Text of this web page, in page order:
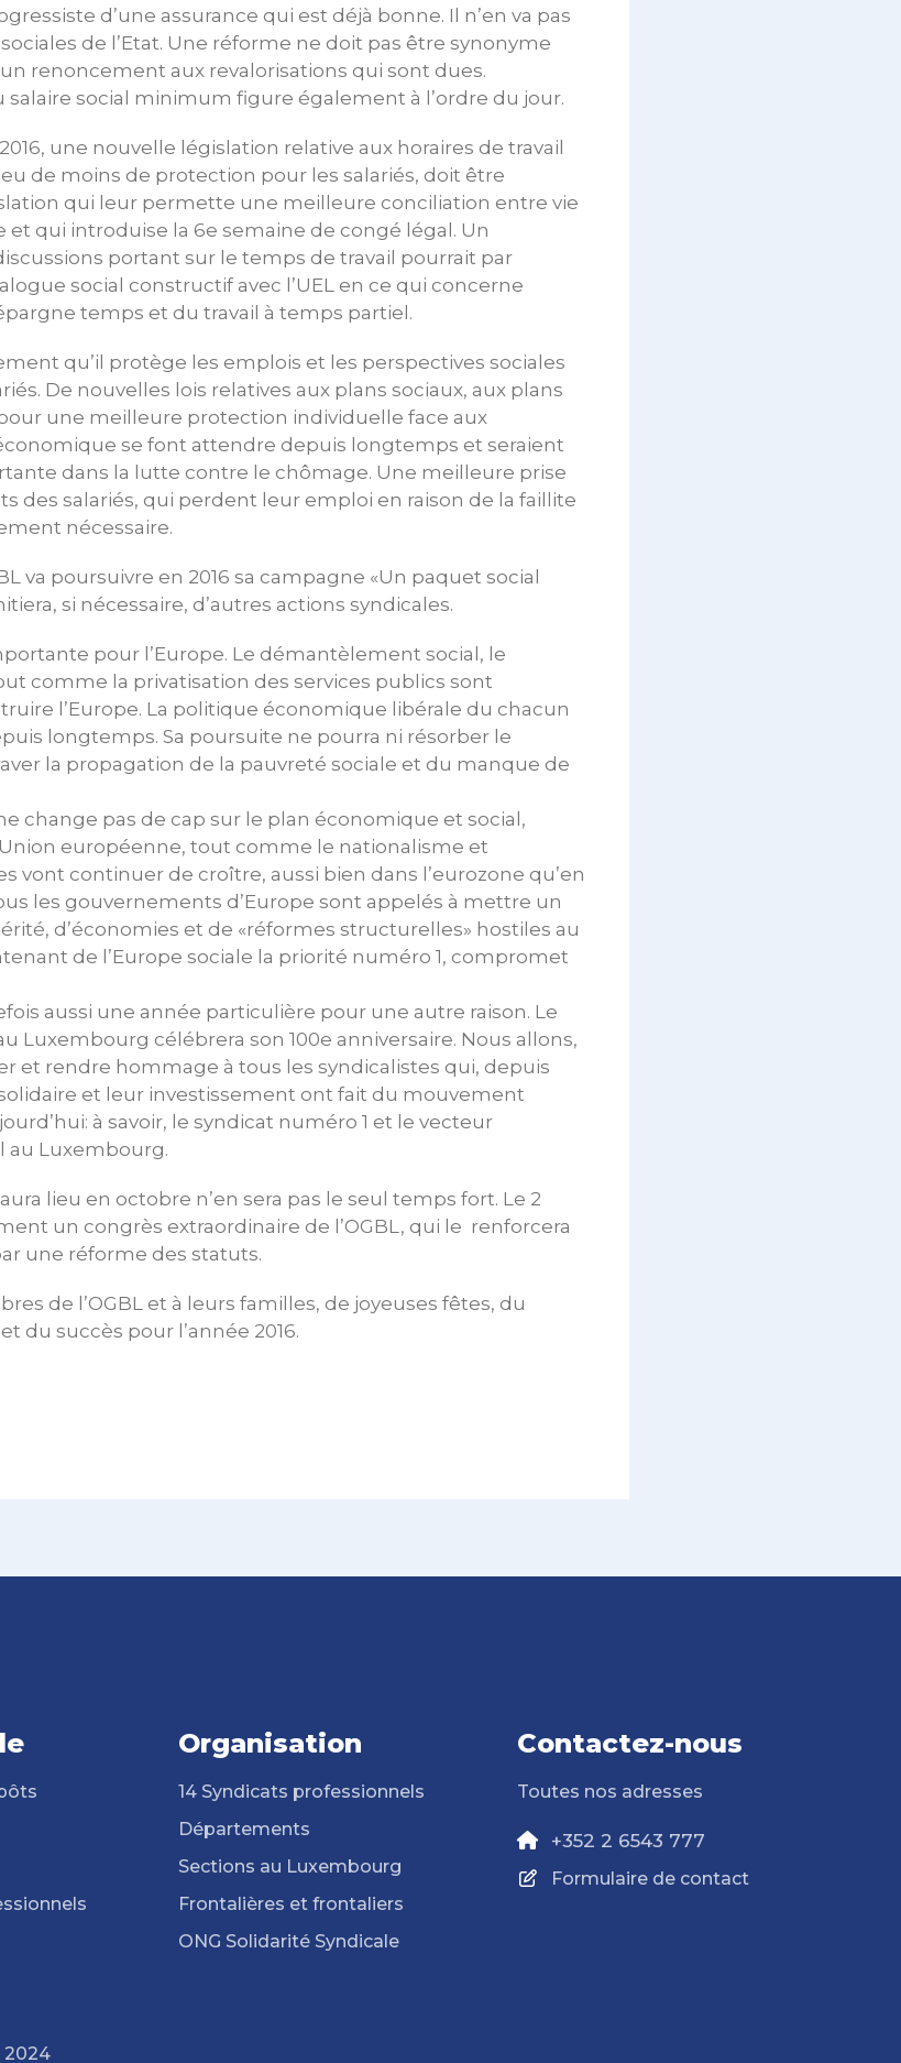
d’une assurance qui est déjà bonne. Il n’en va pas
de l’Etat. Une réforme ne doit pas être synonyme
renoncement aux revalorisations qui sont dues.
salaire social minimum figure également à l’ordre du jour.
une nouvelle législation relative aux horaires de travail
de moins de protection pour les salariés, doit être
qui leur permette une meilleure conciliation entre vie
et qui introduise la 6e semaine de congé légal. Un
portant sur le temps de travail pourrait par
social constructif avec l’UEL en ce qui concerne
temps et du travail à temps partiel.
qu’il protège les emplois et les perspectives sociales
De nouvelles lois relatives aux plans sociaux, aux plans
une meilleure protection individuelle face aux
se font attendre depuis longtemps et seraient
dans la lutte contre le chômage. Une meilleure prise
des salariés, qui perdent leur emploi en raison de la faillite
nécessaire.
va poursuivre en 2016 sa campagne «Un paquet social
si nécessaire, d’autres actions syndicales.
pour l’Europe. Le démantèlement social, le
comme la privatisation des services publics sont
l’Europe. La politique économique libérale du chacun
longtemps. Sa poursuite ne pourra ni résorber le
la propagation de la pauvreté sociale et du manque de
change pas de cap sur le plan économique et social,
européenne, tout comme le nationalisme et
vont continuer de croître, aussi bien dans l’eurozone qu’en
les gouvernements d’Europe sont appelés à mettre un
d’économies et de «réformes structurelles» hostiles au
de l’Europe sociale la priorité numéro 1, compromet
aussi une année particulière pour une autre raison. Le
Luxembourg célébrera son 100e anniversaire. Nous allons,
et rendre hommage à tous les syndicalistes qui, depuis
et leur investissement ont fait du mouvement
à savoir, le syndicat numéro 1 et le vecteur
au Luxembourg.
lieu en octobre n’en sera pas le seul temps fort. Le 2
un congrès extraordinaire de l’OGBL, qui le renforcera
une réforme des statuts.
de l’OGBL et à leurs familles, de joyeuses fêtes, du
du succès pour l’année 2016.
2024
Organisation
14 Syndicats professionnels
Départements
Sections au Luxembourg
Frontalières et frontaliers
ONG Solidarité Syndicale
Contactez-nous
Toutes nos adresses
+352 2 6543 777
Formulaire de contact